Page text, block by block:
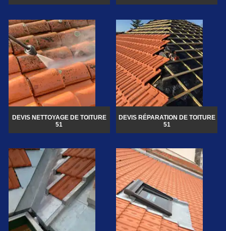
DEVIS NETTOYAGE DE TOITURE
51
DEVIS RÉPARATION DE TOITURE
51